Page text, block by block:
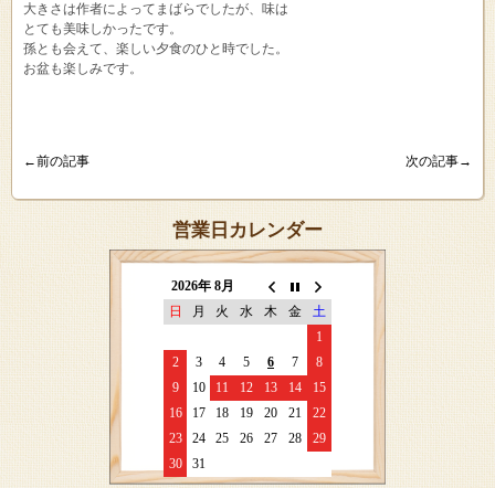
大きさは作者によってまばらでしたが、味は
とても美味しかったです。
孫とも会えて、楽しい夕食のひと時でした。
お盆も楽しみです。
←前の記事 次の記事→
営業日カレンダー
2026年 8月
日
月 火 水 木 金
土
1
2
3 4 5 6 7
8
9
10 11 12 13 14
15
16
17 18 19 20 21
22
23
24 25 26 27 28
29
30
31